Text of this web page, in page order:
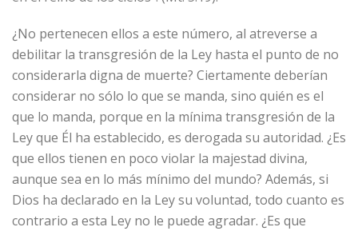
¿No pertenecen ellos a este número, al atreverse a
debilitar la transgresión de la Ley hasta el punto de no
considerarla digna de muerte? Ciertamente deberían
considerar no sólo lo que se manda, sino quién es el
que lo manda, porque en la mínima transgresión de la
Ley que Él ha establecido, es derogada su autoridad. ¿Es
que ellos tienen en poco violar la majestad divina,
aunque sea en lo más mínimo del mundo? Además, si
Dios ha declarado en la Ley su voluntad, todo cuanto es
contrario a esta Ley no le puede agradar. ¿Es que